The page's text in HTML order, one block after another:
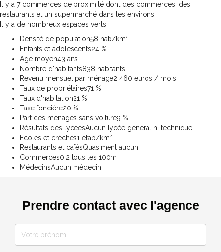
Il y a 7 commerces de proximité dont des commerces, des
restaurants et un supermarché dans les environs.
Il y a de nombreux espaces verts.
Densité de population58 hab/km²
Enfants et adolescents24 %
Age moyen43 ans
Nombre d'habitants838 habitants
Revenu mensuel par ménage2 460 euros / mois
Taux de propriétaires71 %
Taux d'habitation21 %
Taxe foncière20 %
Part des ménages sans voiture9 %
Résultats des lycéesAucun lycée général ni technique
Ecoles et crèches1 étab/km²
Restaurants et cafésQuasiment aucun
Commerces0,2 tous les 100m
MédecinsAucun médecin
Prendre contact avec l'agence